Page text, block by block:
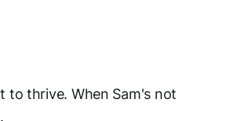
to thrive. When Sam's not